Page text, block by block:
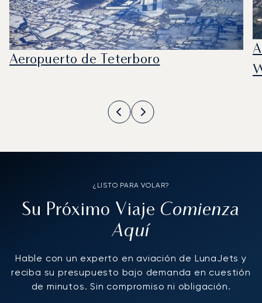
Aeropuerto de Teterboro
¿LISTO PARA VOLAR?
Su Próximo Viaje Comienza
Aquí
Hable con un experto en aviación de LunaJets y
reciba su presupuesto bajo demanda en cuestión
de minutos. Sin compromiso ni obligación.